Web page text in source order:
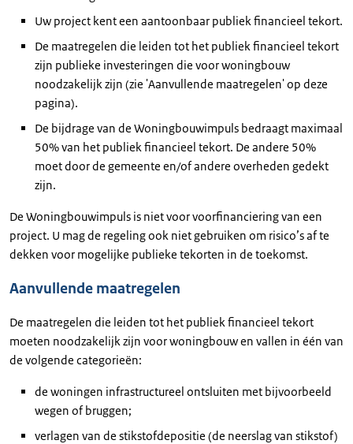
Uw project kent een aantoonbaar publiek financieel tekort.
De maatregelen die leiden tot het publiek financieel tekort
zijn publieke investeringen die voor woningbouw
noodzakelijk zijn (zie 'Aanvullende maatregelen' op deze
pagina).
De bijdrage van de Woningbouwimpuls bedraagt maximaal
50% van het publiek financieel tekort. De andere 50%
moet door de gemeente en/of andere overheden gedekt
zijn.
De Woningbouwimpuls is niet voor voorfinanciering van een
project. U mag de regeling ook niet gebruiken om risico’s af te
dekken voor mogelijke publieke tekorten in de toekomst.
Aanvullende maatregelen
De maatregelen die leiden tot het publiek financieel tekort
moeten noodzakelijk zijn voor woningbouw en vallen in één van
de volgende categorieën:
de woningen infrastructureel ontsluiten met bijvoorbeeld
wegen of bruggen;
verlagen van de stikstofdepositie (de neerslag van stikstof)